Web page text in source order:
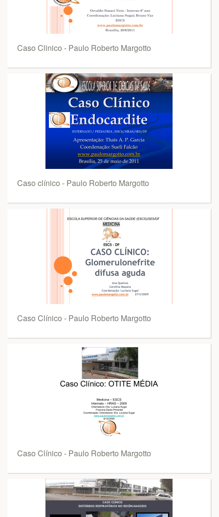
Caso Clinico - Paulo Roberto Margotto
Caso clínico - Paulo Roberto Margotto
Caso Clínico - Paulo Roberto Margotto
Caso Clínico - Paulo Roberto Margotto